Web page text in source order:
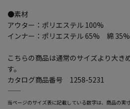
●素材
アウター：ポリエステル 100%
インナー：ポリエステル 65% 綿 35%
こちらの商品は通常のサイズより大き
す。
カタログ商品番号 1258-5231
―――――――――――――――――――――――
当ページのサイズ表に記載している数字は、商品の実